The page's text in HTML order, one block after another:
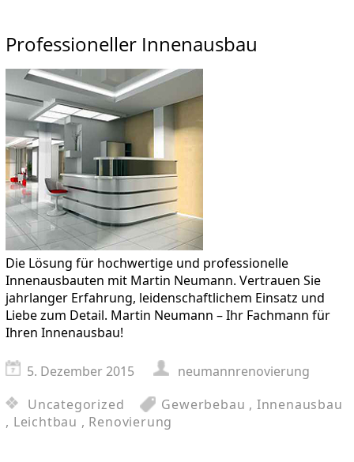
Professioneller Innenausbau
Die Lösung für hochwertige und professionelle
Innenausbauten mit Martin Neumann. Vertrauen Sie
jahrlanger Erfahrung, leidenschaftlichem Einsatz und
Liebe zum Detail. Martin Neumann – Ihr Fachmann für
Ihren Innenausbau!
5. Dezember 2015
neumannrenovierung
Uncategorized
Gewerbebau , Innenausbau
, Leichtbau , Renovierung